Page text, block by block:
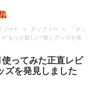
ゾート > ダッフィー >
「ダッ
もっと欲しい”推しグッズを発
使ってみた正直レビ
ズを発見しました